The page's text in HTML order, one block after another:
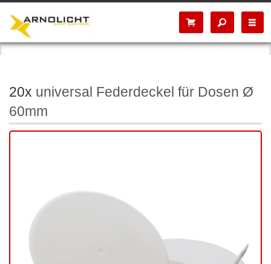
20x universal Federdeckel für Dosen Ø
60mm